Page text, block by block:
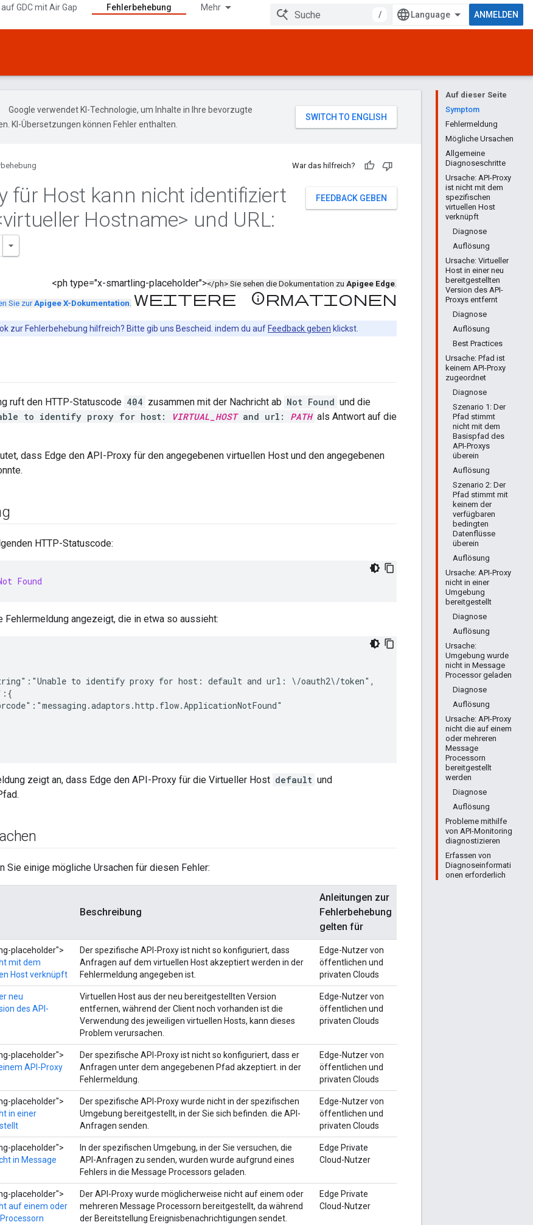
GDC mit Air Gap Fehlerbehebung Mehr
/ ANMELDEN
Auf dieser Seite
Symptom
Fehlermeldung
Mögliche Ursachen
Allgemeine
Diagnoseschritte
Ursache: API-Proxy
ist nicht mit dem
spezifischen
virtuellen Host
verknüpft
Diagnose
Auflösung
Ursache: Virtueller
Host in einer neu
bereitgestellten
Version des API-
Proxys entfernt
Diagnose
Auflösung
Best Practices
Ursache: Pfad ist
keinem API-Proxy
zugeordnet
Diagnose
Szenario 1: Der
Pfad stimmt
nicht mit dem
Basispfad des
API-Proxys
überein
Auflösung
Szenario 2: Der
Pfad stimmt mit
keinem der
verfügbaren
bedingten
Datenflüsse
überein
Auflösung
Ursache: API-Proxy
nicht in einer
Umgebung
bereitgestellt
Diagnose
Auflösung
Ursache:
Umgebung wurde
nicht in Message
Processor geladen
Diagnose
Auflösung
Ursache: API-Proxy
nicht die auf einem
oder mehreren
Message
Processorn
bereitgestellt
werden
Diagnose
Auflösung
Probleme mithilfe
von API-Monitoring
diagnostizieren
Erfassen von
Diagnoseinformati
onen erforderlich
Google verwendet KI-Technologie, um Inhalte in Ihre bevorzugte
KI-Übersetzungen können Fehler enthalten.
War das hilfreich?
FEEDBACK GEBEN
für Host kann nicht identifiziert
Hostname> und URL:
<ph type="x-smartling-placeholder"></ph> Sie sehen die Dokumentation zu Apigee Edge.
Sie zurApigee X-Dokumentation. Weitere Informationen
zur Fehlerbehebung hilfreich? Bitte gib uns Bescheid. indem du auf Feedback geben klickst.
ruft den HTTP-Statuscode 404 zusammen mit der Nachricht ab Not Found und die
to identify proxy for host: VIRTUAL_HOSTand url: PATH als Antwort auf die
dass Edge den API-Proxy für den angegebenen virtuellen Host und den angegebenen
HTTP-Statuscode:
Found
Fehlermeldung angezeigt, die in etwa so aussieht:
to identify proxy for host: default and url: \/oauth2\/token",
zeigt an, dass Edge den API-Proxy für die Virtueller Host default und
Sie einige mögliche Ursachen für diesen Fehler:
Beschreibung
Anleitungen zur
Fehlerbehebung
gelten für
placeholder">
mit dem
Host verknüpft
Der spezifische API-Proxy ist nicht so konfiguriert, dass
Anfragen auf dem virtuellen Host akzeptiert werden in der
Fehlermeldung angegeben ist.
Edge-Nutzer von
öffentlichen und
privaten Clouds
neu
des API-
Virtuellen Host aus der neu bereitgestellten Version
entfernen, während der Client noch vorhanden ist die
Verwendung des jeweiligen virtuellen Hosts, kann dieses
Problem verursachen.
Edge-Nutzer von
öffentlichen und
privaten Clouds
placeholder">
API-Proxy
Der spezifische API-Proxy ist nicht so konfiguriert, dass er
Anfragen unter dem angegebenen Pfad akzeptiert. in der
Fehlermeldung.
Edge-Nutzer von
öffentlichen und
privaten Clouds
placeholder">
in einer
Der spezifische API-Proxy wurde nicht in der spezifischen
Umgebung bereitgestellt, in der Sie sich befinden. die API-
Anfragen senden.
Edge-Nutzer von
öffentlichen und
privaten Clouds
placeholder">
in Message
In der spezifischen Umgebung, in der Sie versuchen, die
API-Anfragen zu senden, wurden wurde aufgrund eines
Fehlers in die Message Processors geladen.
Edge Private
Cloud-Nutzer
placeholder">
auf einem oder
Der API-Proxy wurde möglicherweise nicht auf einem oder
mehreren Message Processorn bereitgestellt, da während
der Bereitstellung Ereignisbenachrichtigungen sendet.
Edge Private
Cloud-Nutzer